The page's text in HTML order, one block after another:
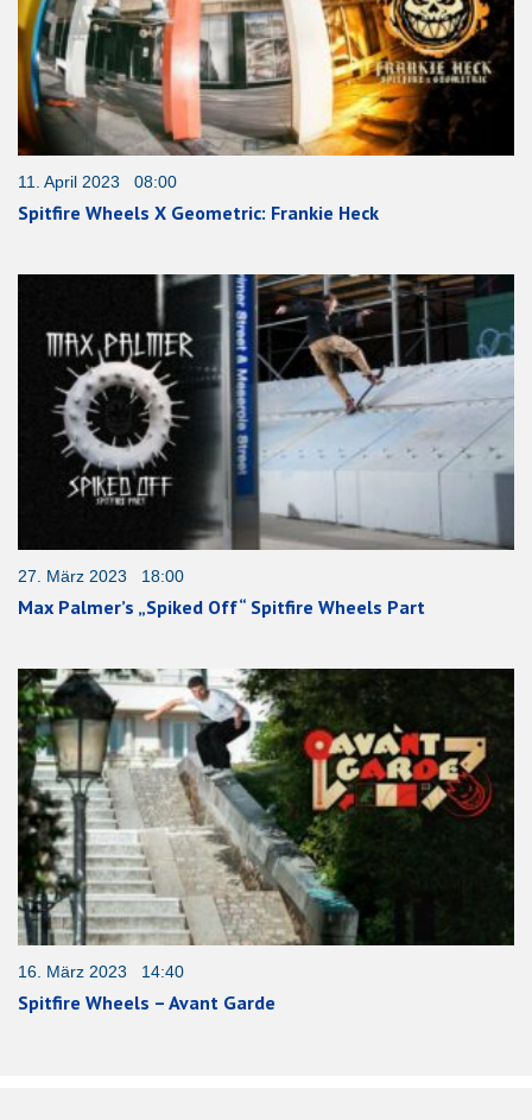
11. April 2023 08:00
Spitfire Wheels X Geometric: Frankie Heck
27. März 2023 18:00
Max Palmer’s „Spiked Off“ Spitfire Wheels Part
16. März 2023 14:40
Spitfire Wheels – Avant Garde